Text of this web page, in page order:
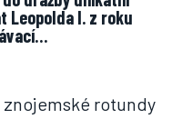
Leopolda I. z roku
znojemské rotundy